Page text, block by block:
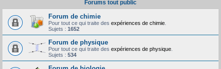
h
Forums tout public
Forum de chimie
Pour tout ce qui traite des expériences de chimie
Sujets : 1652
Forum de physique
Pour tout ce qui traite des expériences de physique
Sujets : 534